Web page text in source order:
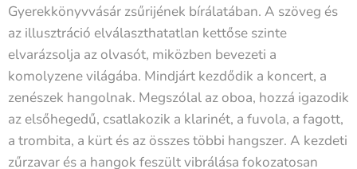
Gyerekkönyvvásár zsűrijének bírálatában. A szöveg és
az illusztráció elválaszthatatlan kettőse szinte
elvarázsolja az olvasót, miközben bevezeti a
komolyzene világába. Mindjárt kezdődik a koncert, a
zenészek hangolnak. Megszólal az oboa, hozzá igazodik
az elsőhegedű, csatlakozik a klarinét, a fuvola, a fagott,
a trombita, a kürt és az összes többi hangszer. A kezdeti
zűrzavar és a hangok feszült vibrálása fokozatosan